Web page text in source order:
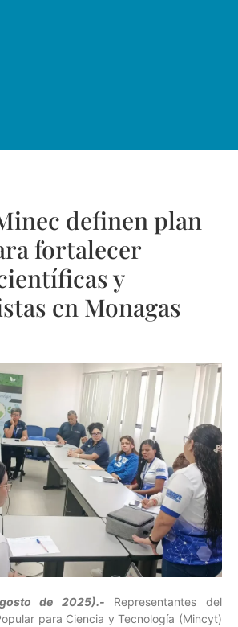
definen plan
fortalecer
y
en Monagas
de 2025).-
Representantes del
para Ciencia y Tecnología (Mincyt)